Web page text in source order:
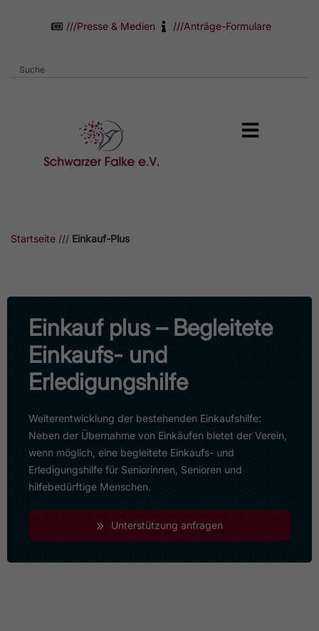
///Presse & Medien ///Anträge-Formulare
Startseite /// Einkauf-Plus
Einkauf plus – Begleitete
Einkaufs- und
Erledigungshilfe
Weiterentwicklung der bestehenden Einkaufshilfe:
Neben der Übernahme von Einkäufen bietet der Verein,
wenn möglich, eine begleitete Einkaufs- und
Erledigungshilfe für Seniorinnen, Senioren und
hilfebedürftige Menschen.
» Unterstützung anfragen